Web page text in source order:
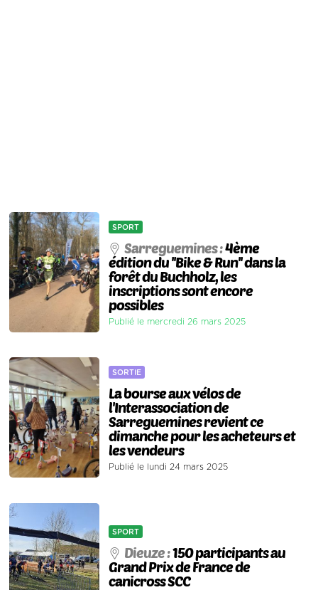
SPORT
Sarreguemines :4ème
édition du ''Bike & Run'' dans la
forêt du Buchholz, les
inscriptions sont encore
possibles
Publié le mercredi 26 mars 2025
SORTIE
La bourse aux vélos de
l'Interassociation de
Sarreguemines revient ce
dimanche pour les acheteurs et
les vendeurs
Publié le lundi 24 mars 2025
SPORT
Dieuze :150 participants au
Grand Prix de France de
canicross SCC